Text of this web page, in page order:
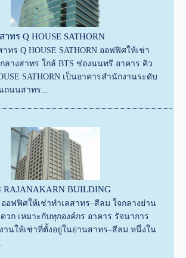
าทร Q HOUSE SATHORN
ทร Q HOUSE SATHORN ออฟฟิศให้เช่า
ลางสาทร ใกล้ BTS ช่องนนทรี อาคาร คิว
SATHORN เป็นอาคารสำนักงานระดับ
ถนนสาทร...
RAJANAKARN BUILDING
อฟฟิศให้เช่าทำเลสาทร–สีลม ใจกลางย่าน
วก เหมาะกับทุกองค์กร อาคาร รัจนาการ
านให้เช่าที่ตั้งอยู่ในย่านสาทร–สีลม หนึ่งใน